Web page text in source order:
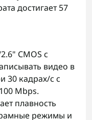
достигает 57
CMOS с
видео в
30 кадрах/с с
Mbps.
плавность
режимы и